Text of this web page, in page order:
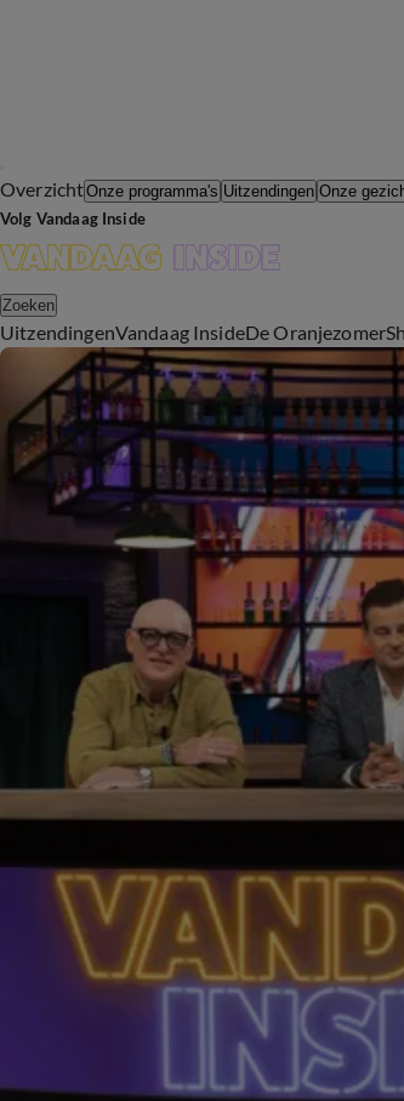
OverzichtOnze programma's Uitzendingen Onze
Volg Vandaag Inside
Zoeken
UitzendingenVandaag InsideDe Oranjezomer